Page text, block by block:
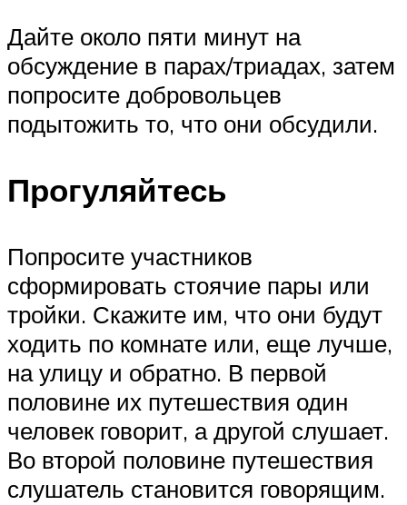
Дайте около пяти минут на
обсуждение в парах/триадах, затем
попросите добровольцев
подытожить то, что они обсудили.
Прогуляйтесь
Попросите участников
сформировать стоячие пары или
тройки. Скажите им, что они будут
ходить по комнате или, еще лучше,
на улицу и обратно. В первой
половине их путешествия один
человек говорит, а другой слушает.
Во второй половине путешествия
слушатель становится говорящим.